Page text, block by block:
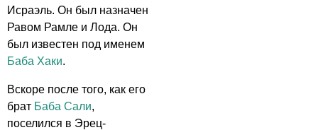
Исраэль. Он был назначен
Равом Рамле и Лода. Он
был известен под именем
Баба Хаки.
Вскоре после того, как его
брат Баба Сали,
поселился в Эрец-